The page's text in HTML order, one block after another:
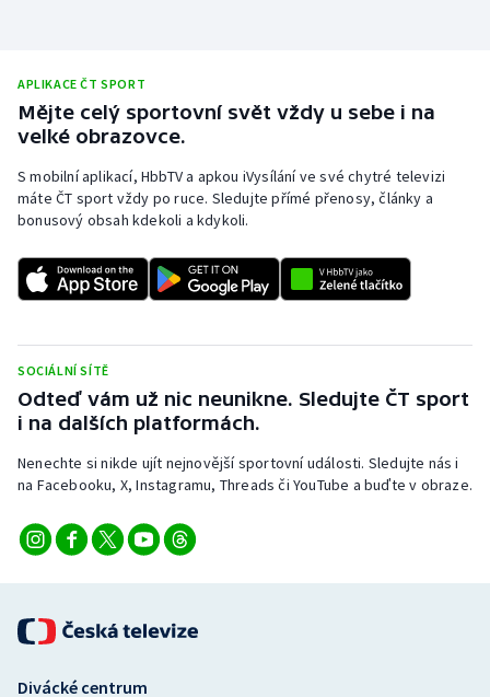
Rychlobruslení
Rychlostní kanoistika
Short track
Sportovní střelba
Stolní tenis
Triatlon
Veslování
Vodní slalom
Ostatní
APLIKACE ČT SPORT
Mějte celý sportovní svět vždy u sebe i na
velké obrazovce.
S mobilní aplikací, HbbTV a apkou iVysílání ve své chytré televizi
máte ČT sport vždy po ruce. Sledujte přímé přenosy, články a
bonusový obsah kdekoli a kdykoli.
SOCIÁLNÍ SÍTĚ
Odteď vám už nic neunikne. Sledujte ČT sport
i na dalších platformách.
Nenechte si nikde ujít nejnovější sportovní události. Sledujte nás i
na Facebooku, X, Instagramu, Threads či YouTube a buďte v obraze.
Divácké centrum